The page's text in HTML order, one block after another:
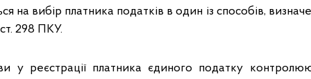
на вибір платника податків в один із способів,
ст. 298 ПКУ.
у реєстрації платника єдиного податку